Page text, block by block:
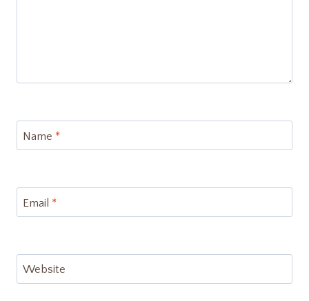
Name *
Email *
Website